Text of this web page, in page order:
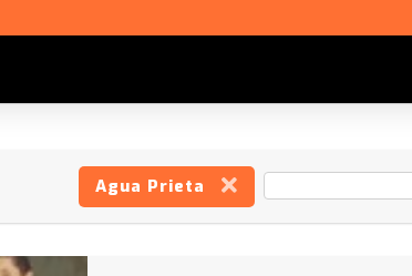
Agua Prieta